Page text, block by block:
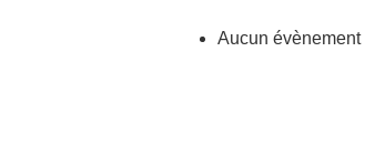
Aucun évènement